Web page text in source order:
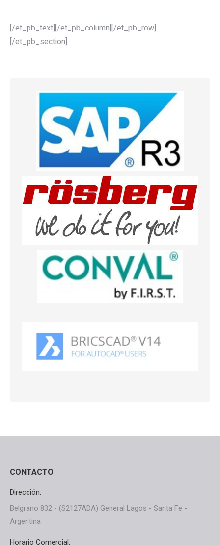
[/et_pb_text][/et_pb_column][/et_pb_row]
[/et_pb_section]
CONTACTO
Dirección:
Belgrano 832 - (S2127ADA) General Lagos - Santa Fe -
Argentina
Horario Comercial: